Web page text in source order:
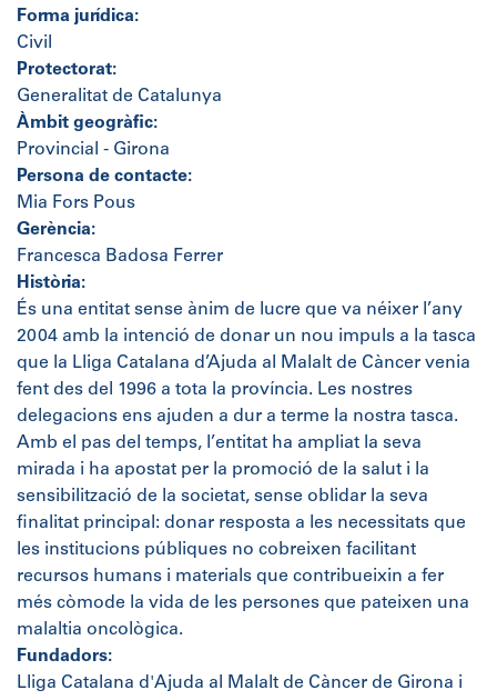
Forma jurídica:
Civil
Protectorat:
Generalitat de Catalunya
Àmbit geogràfic:
Provincial - Girona
Persona de contacte:
Mia Fors Pous
Gerència:
Francesca Badosa Ferrer
Història:
És una entitat sense ànim de lucre que va néixer l’any
2004 amb la intenció de donar un nou impuls a la tasca
que la Lliga Catalana d’Ajuda al Malalt de Càncer venia
fent des del 1996 a tota la província. Les nostres
delegacions ens ajuden a dur a terme la nostra tasca.
Amb el pas del temps, l’entitat ha ampliat la seva
mirada i ha apostat per la promoció de la salut i la
sensibilització de la societat, sense oblidar la seva
finalitat principal: donar resposta a les necessitats que
les institucions públiques no cobreixen facilitant
recursos humans i materials que contribueixin a fer
més còmode la vida de les persones que pateixen una
malaltia oncològica.
Fundadors:
Lliga Catalana d'Ajuda al Malalt de Càncer de Girona i